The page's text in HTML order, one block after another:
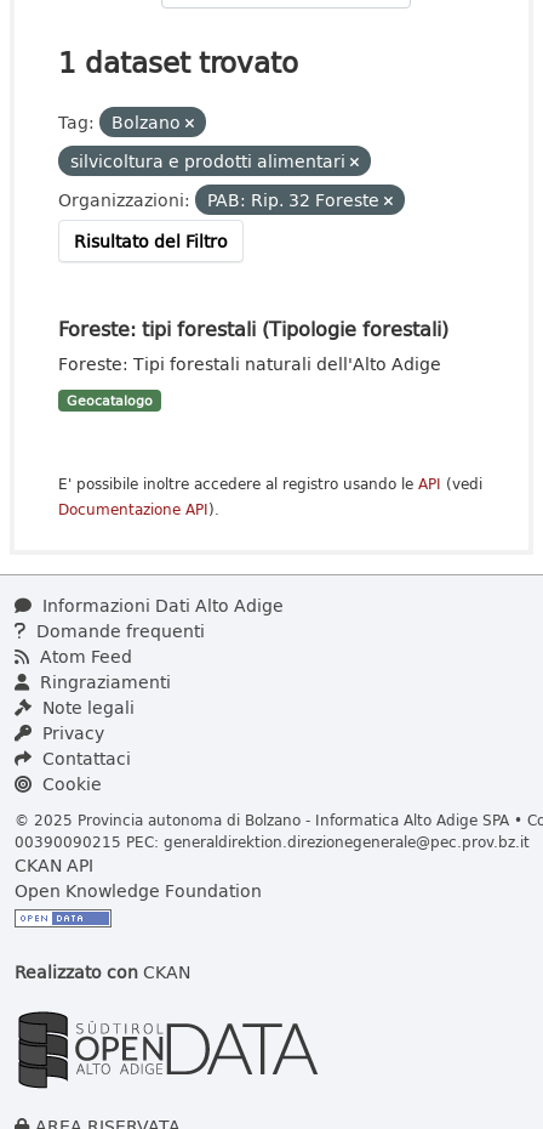
1 dataset trovato
Tag:
Bolzano
silvicoltura e prodotti alimentari
Organizzazioni:
PAB: Rip. 32 Foreste
Risultato del Filtro
Foreste: tipi forestali (Tipologie forestali)
Foreste: Tipi forestali naturali dell'Alto Adige
Geocatalogo
E' possibile inoltre accedere al registro usando le API (vedi
Documentazione API).
Informazioni Dati Alto Adige
Domande frequenti
Atom Feed
Ringraziamenti
Note legali
Privacy
Contattaci
Cookie
© 2025 Provincia autonoma di Bolzano - Informatica Alto Adige SPA •
00390090215 PEC: generaldirektion.direzionegenerale@pec.prov.bz.it
CKAN API
Open Knowledge Foundation
Realizzato conCKAN